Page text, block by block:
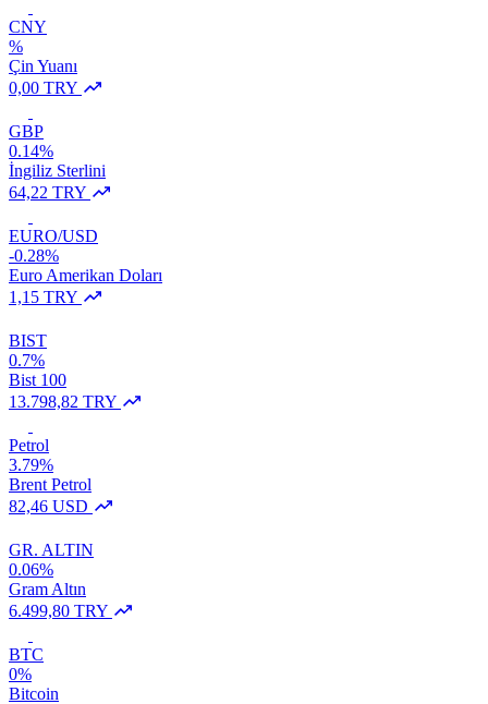
CNY
%
Çin Yuanı
0,00 TRY
GBP
0.14%
İngiliz Sterlini
64,22 TRY
EURO/USD
-0.28%
Euro Amerikan Doları
1,15 TRY
BIST
0.7%
Bist 100
13.798,82 TRY
Petrol
3.79%
Brent Petrol
82,46 USD
GR. ALTIN
0.06%
Gram Altın
6.499,80 TRY
BTC
0%
Bitcoin